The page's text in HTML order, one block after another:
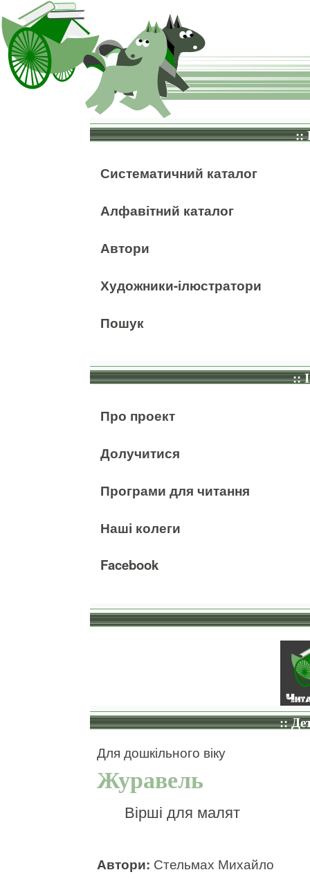
::
Систематичний каталог
Алфавітний каталог
Автори
Художники-ілюстратори
Пошук
::
Про проект
Долучитися
Програми для читання
Наші колеги
Facebook
::
Для дошкільного віку
Журавель
Вірші для малят
Автори: Стельмах Михайло